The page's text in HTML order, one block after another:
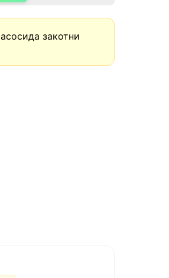
асосида закотни